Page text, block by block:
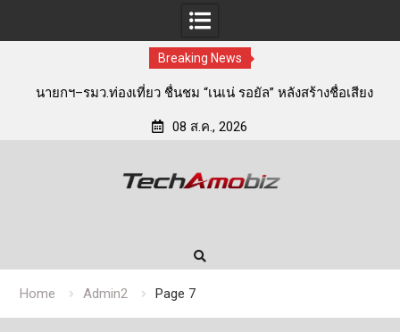
Breaking News
Conicle ชี้ Future of Work 2030 เปลี่ยนเกมการพัฒนาคน
ไม่ใช่แค่การเรียนรู้
08 ส.ค., 2026
Home Admin2 Page 7